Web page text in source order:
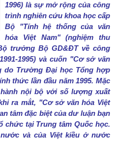
1996) là sự mở rộng của công
trình nghiên cứu khoa học cấp
Bộ "Tính hệ thống của văn
hóa Việt Nam" (nghiệm thu
trưởng Bộ GD&ĐT về công
1995) và cuốn "Cơ sở văn
do Trường Đại học Tổng hợp
thức lần đầu năm 1995. Mặc
nội bộ với số lượng xuất
ra mắt, "Cơ sở văn hóa Việt
tâm đặc biệt của dư luận bạn
chức tại Trung tâm Quốc học.
và của Việt kiều ở nước